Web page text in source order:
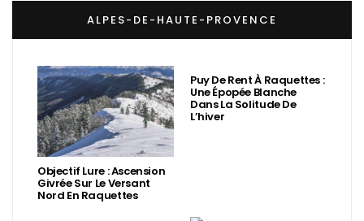
ALPES-DE-HAUTE-PROVENCE
Objectif Lure : Ascension
Givrée Sur Le Versant
Nord En Raquettes
Puy De Rent À Raquettes :
Une Épopée Blanche
Dans La Solitude De
L’hiver